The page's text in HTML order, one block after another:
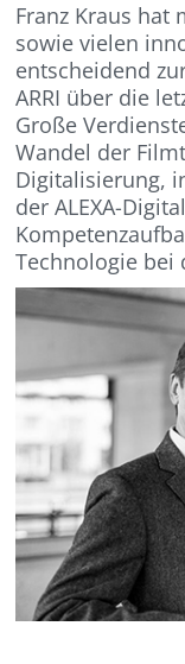
Franz Kraus hat
sowie vielen
entscheidend
ARRI über die
Große
Wandel der
Digitalisierung,
der ALEXA-
Technologie bei